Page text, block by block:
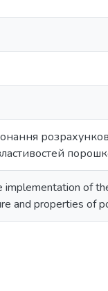
of
and properties of